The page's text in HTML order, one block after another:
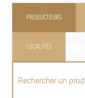
PRODUCTEURS
LOCALITÉS